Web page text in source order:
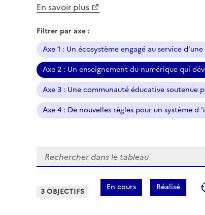
En savoir plus
Filtrer par axe :
Axe 1 : Un écosystème engagé au service
Axe 2 : Un enseignement du numérique qui
Axe 3 : Une communauté éducative soutenue
Axe 4 : De nouvelles règles pour un système
Rechercher
3 OBJECTIFS En cours Réalisé